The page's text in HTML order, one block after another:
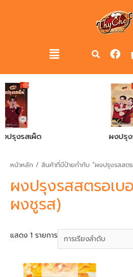
ผงปรุงรสบาร์บีคิว
หน้าหลัก / สินค้าที่มีป้ายกำกับ “ผงปรุงรสสตร
ผงปรุงรสสตรอเบ
ผงชูรส)
แสดง 1 รายการ